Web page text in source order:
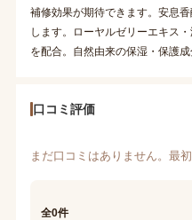
補修効果が期待できます。安息
します。ローヤルゼリーエキス
を配合。自然由来の保湿・保護
口コミ評価
まだ口コミはありません。最
全0件